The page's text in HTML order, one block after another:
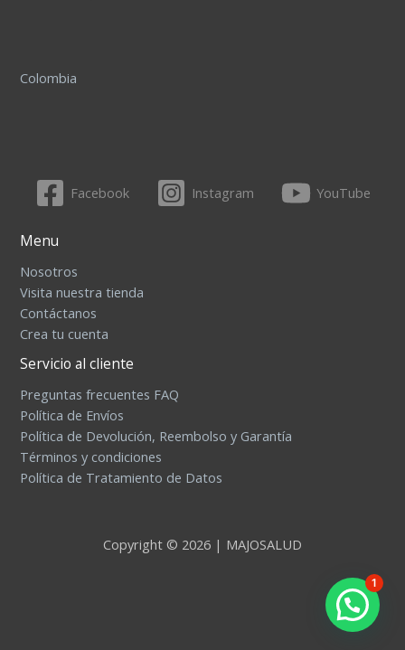
Colombia
Facebook Instagram YouTube
Menu
Nosotros
Visita nuestra tienda
Contáctanos
Crea tu cuenta
Servicio al cliente
Preguntas frecuentes FAQ
Política de Envíos
Política de Devolución, Reembolso y Garantía
Términos y condiciones
Política de Tratamiento de Datos
Copyright © 2026 | MAJOSALUD
1